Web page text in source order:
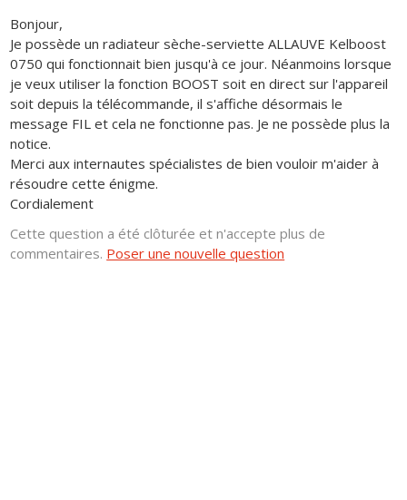
Bonjour,
Je possède un radiateur sèche-serviette ALLAUVE Kelboost
0750 qui fonctionnait bien jusqu'à ce jour. Néanmoins lorsque
je veux utiliser la fonction BOOST soit en direct sur l'appareil
soit depuis la télécommande, il s'affiche désormais le
message FIL et cela ne fonctionne pas. Je ne possède plus la
notice.
Merci aux internautes spécialistes de bien vouloir m'aider à
résoudre cette énigme.
Cordialement
Cette question a été clôturée et n'accepte plus de
commentaires. Poser une nouvelle question